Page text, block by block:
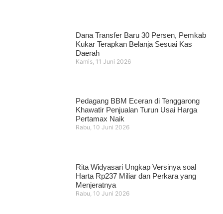
Dana Transfer Baru 30 Persen, Pemkab
Kukar Terapkan Belanja Sesuai Kas
Daerah
Kamis, 11 Juni 2026
Pedagang BBM Eceran di Tenggarong
Khawatir Penjualan Turun Usai Harga
Pertamax Naik
Rabu, 10 Juni 2026
Rita Widyasari Ungkap Versinya soal
Harta Rp237 Miliar dan Perkara yang
Menjeratnya
Rabu, 10 Juni 2026